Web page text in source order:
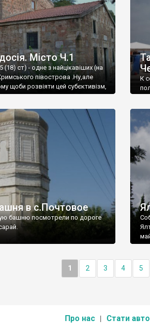
Місто Ч.1
ст) - одне з найцікавіших (на
півострова .Ну,але
щоби розвіяти цей субєктивізм,
К
в с.Почтовое
башню посмотрели по дороге
1 2 3 4 5
Про нас Стати